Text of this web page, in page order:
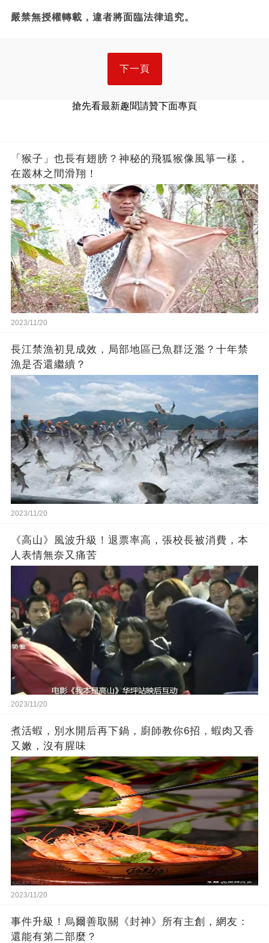
嚴禁無授權轉載，違者將面臨法律追究。
下一頁
搶先看最新趣聞請贊下面專頁
「猴子」也長有翅膀？神秘的飛狐猴像風箏一樣，
在叢林之間滑翔！
2023/11/20
長江禁漁初見成效，局部地區已魚群泛濫？十年禁
漁是否還繼續？
2023/11/20
《高山》風波升級！退票率高，張校長被消費，本
人表情無奈又痛苦
2023/11/20
煮活蝦，別水開后再下鍋，廚師教你6招，蝦肉又香
又嫩，沒有腥味
2023/11/20
事件升級！烏爾善取關《封神》所有主創，網友：
還能有第二部麼？